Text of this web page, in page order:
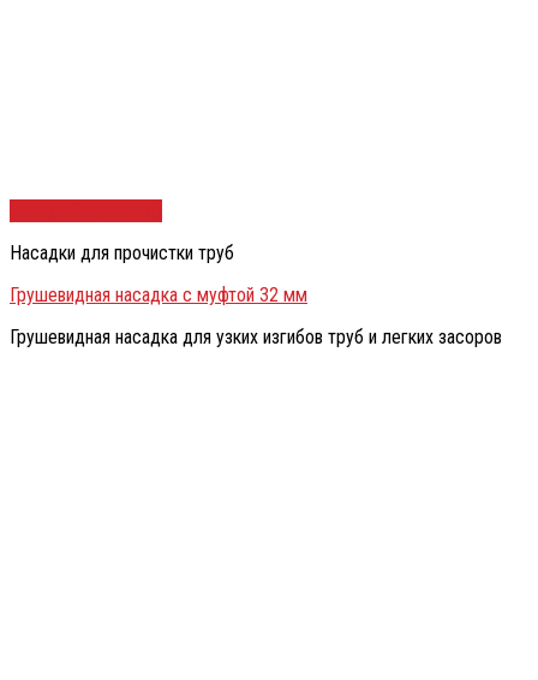
Насадки для прочистки труб
Грушевидная насадка с муфтой 32 мм
Грушевидная насадка для узких изгибов труб и легких засоров